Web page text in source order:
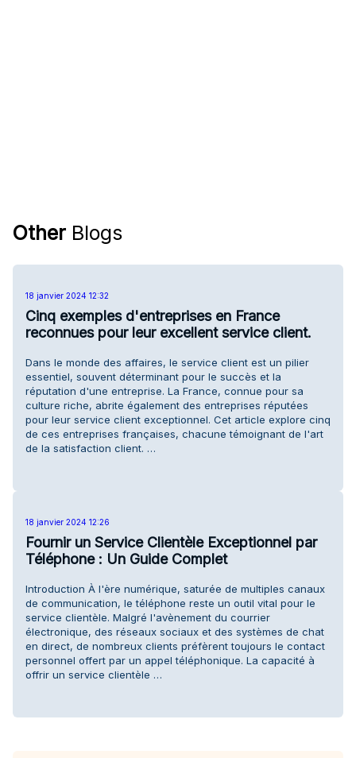
Other Blogs
18 janvier 2024 12:32
Cinq exemples d'entreprises en France
reconnues pour leur excellent service client.
Dans le monde des affaires, le service client est un pilier
essentiel, souvent déterminant pour le succès et la
réputation d'une entreprise. La France, connue pour sa
culture riche, abrite également des entreprises réputées
pour leur service client exceptionnel. Cet article explore cinq
de ces entreprises françaises, chacune témoignant de l'art
de la satisfaction client. …
18 janvier 2024 12:26
Fournir un Service Clientèle Exceptionnel par
Téléphone : Un Guide Complet
Introduction À l'ère numérique, saturée de multiples canaux
de communication, le téléphone reste un outil vital pour le
service clientèle. Malgré l'avènement du courrier
électronique, des réseaux sociaux et des systèmes de chat
en direct, de nombreux clients préfèrent toujours le contact
personnel offert par un appel téléphonique. La capacité à
offrir un service clientèle …